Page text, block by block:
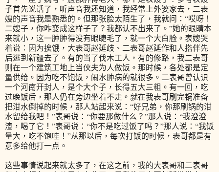
子首先说话了，听声音我还知道，我经常上外婆家去，二表
嫂的声音我是熟悉的。但那张脸太陌生了，我就问：“哎呀！
二嫂子，你咋变成这样子了？我都认不出来了。”她的眼睛本
来就小，这一肿肿得没有眼睫毛了，就一个大白脸。表嫂哭
着说：因为挨饿，大表哥赵延歧、二表哥赵延作和人搭伴先
后逃到新疆去了。有的当了伐木工人，有的修路，我二表哥
则在一个建筑工地上当伙夫为人做饭。那时候，各处都是定
量供给。因为吃不饱饭，闹水肿病的就很多。二表哥曾认识
一个河南开封人，是个大个子，长得五大三粗。有一回，吃
过晚饭后，那人仍在旁边坐着不走。就在我表哥刷完锅准备
把泔水倒掉的时候，那人站起来说：“好兄弟，你那刷锅的泔
水留给我吧！”表哥说：“你要那做什么？”那人说：“我澄澄
渣，喝了它！”表哥说：“你不是吃过饭了吗？”那人说：“我饭
量大，吃不饱哇！”从那以后，每次打饭的时候，表哥都是有
意多给他打一点。
这些事情说起来就太多了，在这之前，我的大表哥和二表哥